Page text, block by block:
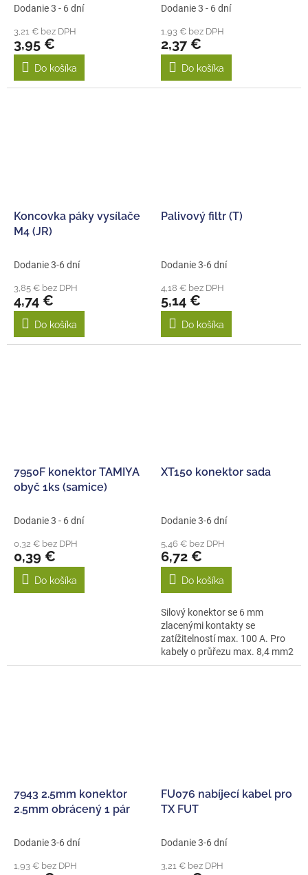
Dodanie 3 - 6 dní
3,21 € bez DPH
3,95 €
Do košíka
Dodanie 3 - 6 dní
1,93 € bez DPH
2,37 €
Do košíka
Koncovka páky vysílače
M4 (JR)
Dodanie 3-6 dní
3,85 € bez DPH
4,74 €
Do košíka
Palivový filtr (T)
Dodanie 3-6 dní
4,18 € bez DPH
5,14 €
Do košíka
7950F konektor TAMIYA
obyč 1ks (samice)
Dodanie 3 - 6 dní
0,32 € bez DPH
0,39 €
Do košíka
XT150 konektor sada
Dodanie 3-6 dní
5,46 € bez DPH
6,72 €
Do košíka
Silový konektor se 6 mm
zlacenými kontakty se
zatížitelností max. 100 A. Pro
kabely o průřezu max. 8,4 mm2
(8AWG)....
7943 2.5mm konektor
2.5mm obrácený 1 pár
Dodanie 3-6 dní
1,93 € bez DPH
FU076 nabíjecí kabel pro
TX FUT
Dodanie 3-6 dní
3,21 € bez DPH